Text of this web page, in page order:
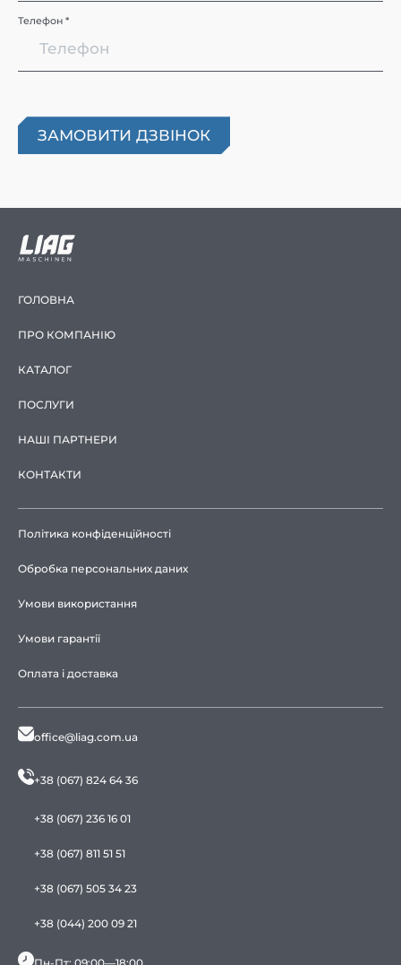
Телефон *
ГОЛОВНА
ПРО КОМПАНІЮ
КАТАЛОГ
ПОСЛУГИ
НАШІ ПАРТНЕРИ
КОНТАКТИ
Політика конфіденційності
Обробка персональних даних
Умови використання
Умови гарантії
Оплата і доставка
office@liag.com.ua
+38 (067) 824 64 36
+38 (067) 236 16 01
+38 (067) 811 51 51
+38 (067) 505 34 23
+38 (044) 200 09 21